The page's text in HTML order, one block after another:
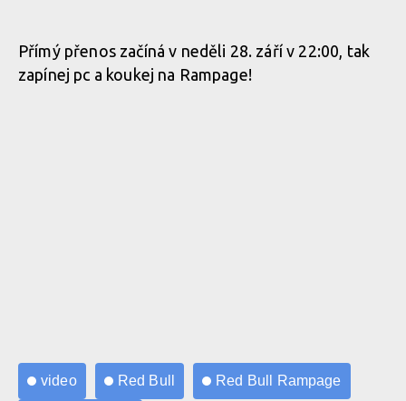
Přímý přenos začíná v neděli 28. září v 22:00, tak
zapínej pc a koukej na Rampage!
video Red Bull Red Bull Rampage